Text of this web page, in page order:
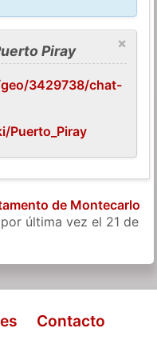
×
Piray
3429738/chat-
Puerto_Piray
de Montecarlo
última vez el 21 de
Contacto